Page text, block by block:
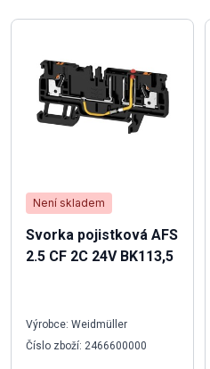
Není skladem
Svorka pojistková AFS
2.5 CF 2C 24V BK113,5
Výrobce: Weidmüller
Číslo zboží: 2466600000